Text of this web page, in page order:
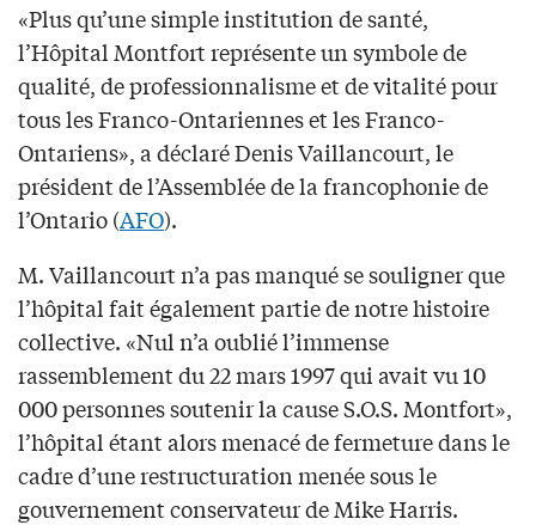
«Plus qu’une simple institution de santé,
l’Hôpital Montfort représente un symbole de
qualité, de professionnalisme et de vitalité pour
tous les Franco-Ontariennes et les Franco-
Ontariens», a déclaré Denis Vaillancourt, le
président de l’Assemblée de la francophonie de
l’Ontario (AFO).
M. Vaillancourt n’a pas manqué se souligner que
l’hôpital fait également partie de notre histoire
collective. «Nul n’a oublié l’immense
rassemblement du 22 mars 1997 qui avait vu 10
000 personnes soutenir la cause S.O.S. Montfort»,
l’hôpital étant alors menacé de fermeture dans le
cadre d’une restructuration menée sous le
gouvernement conservateur de Mike Harris.